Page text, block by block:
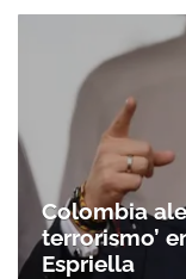
Colombia
terrorismo’
Espriella